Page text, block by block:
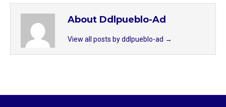
About Ddlpueblo-Ad
View all posts by ddlpueblo-ad →